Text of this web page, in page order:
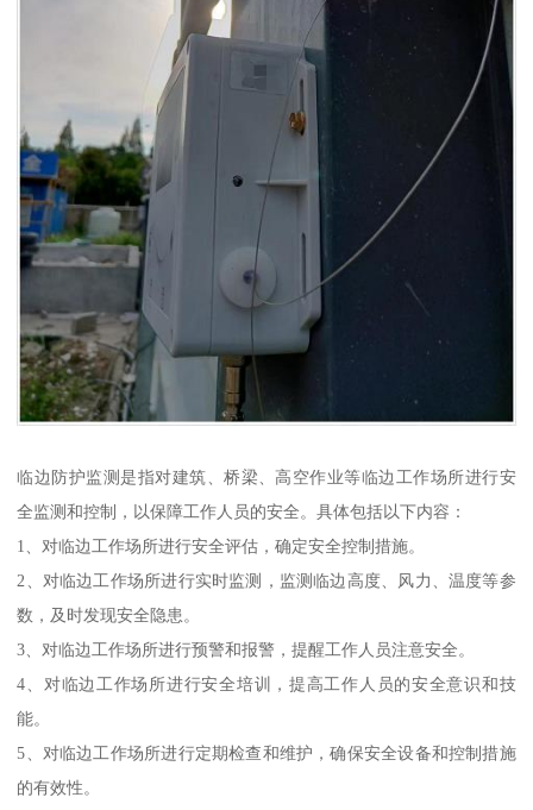
临边防护监测是指对建筑、桥梁、高空作业等临边工作场所进行安
全监测和控制，以保障工作人员的安全。具体包括以下内容：
1、对临边工作场所进行安全评估，确定安全控制措施。
2、对临边工作场所进行实时监测，监测临边高度、风力、温度等参
数，及时发现安全隐患。
3、对临边工作场所进行预警和报警，提醒工作人员注意安全。
4、对临边工作场所进行安全培训，提高工作人员的安全意识和技
能。
5、对临边工作场所进行定期检查和维护，确保安全设备和控制措施
的有效性。